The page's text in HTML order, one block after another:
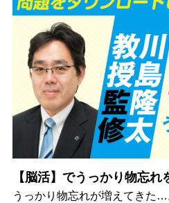
【脳活】でうっかり物忘れ
うっかり物忘れが増えてきた